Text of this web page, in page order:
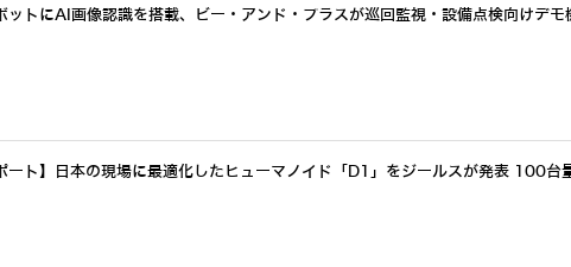
ットにAI画像認識を搭載、ビー・アンド・プラスが巡回監視・設備点検向けデモ
ート】日本の現場に最適化したヒューマノイド「D1」をジールスが発表 100台